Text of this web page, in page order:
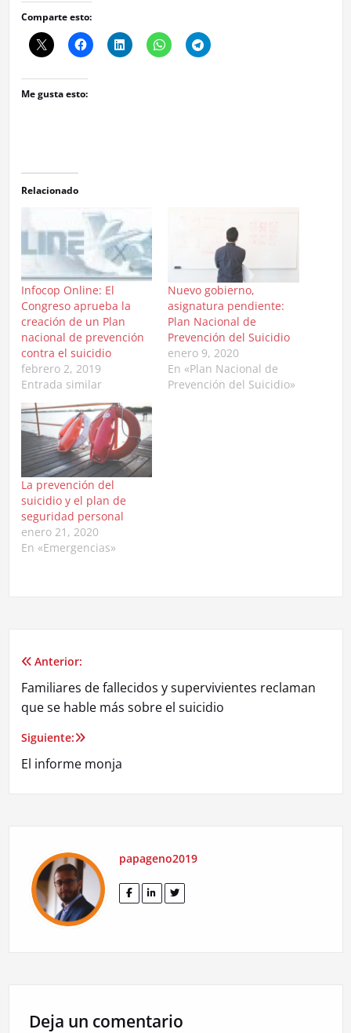
Comparte esto:
Me gusta esto:
Relacionado
Infocop Online: El
Congreso aprueba la
creación de un Plan
nacional de prevención
contra el suicidio
febrero 2, 2019
Entrada similar
Nuevo gobierno,
asignatura pendiente:
Plan Nacional de
Prevención del Suicidio
enero 9, 2020
En «Plan Nacional de
Prevención del Suicidio»
La prevención del
suicidio y el plan de
seguridad personal
enero 21, 2020
En «Emergencias»
Navegación
de
entradas
Anterior:
Familiares de fallecidos y supervivientes reclaman
que se hable más sobre el suicidio
Siguiente:
El informe monja
papageno2019
Deja un comentario